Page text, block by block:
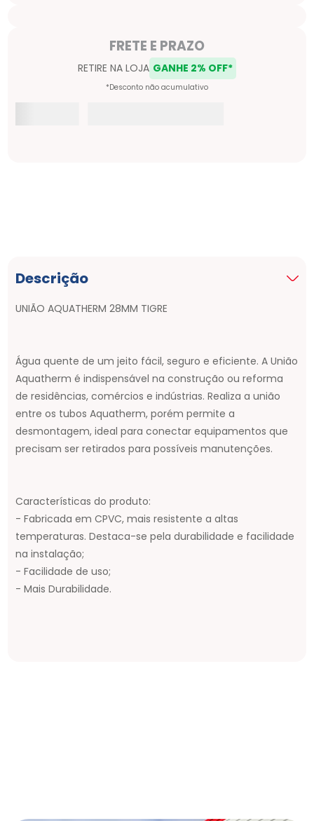
Descrição
UNIÃO AQUATHERM 28MM TIGRE
Água quente de um jeito fácil, seguro e eficiente. A União
Aquatherm é indispensável na construção ou reforma
de residências, comércios e indústrias. Realiza a união
entre os tubos Aquatherm, porém permite a
desmontagem, ideal para conectar equipamentos que
precisam ser retirados para possíveis manutenções.
Características do produto:
- Fabricada em CPVC, mais resistente a altas
temperaturas. Destaca-se pela durabilidade e facilidade
na instalação;
- Facilidade de uso;
- Mais Durabilidade.